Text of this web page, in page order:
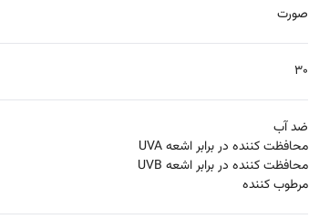
صورت
30
ضد آب
محافظت کننده در برابر اشعه UVA
محافظت کننده در برابر اشعه UVB
مرطوب کننده